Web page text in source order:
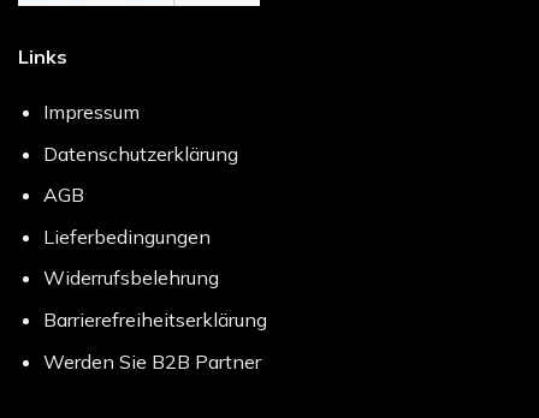
Links
Impressum
Datenschutzerklärung
AGB
Lieferbedingungen
Widerrufsbelehrung
Barrierefreiheitserklärung
Werden Sie B2B Partner